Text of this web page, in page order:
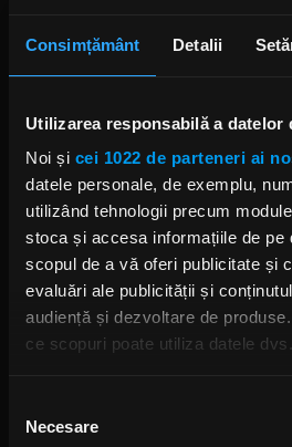
Consimțământ Detalii
Utilizarea responsabilă a datelor
Noi și cei 1022 de parteneri ai
datele personale, de exemplu,
utilizând tehnologii precum
stoca și accesa informațiile de
scopul de a vă oferi publicitate și
evaluări ale publicității și
audiență și dezvoltare de
ce scopuri poate utiliza datele dvs.
Să colectăm informațiile
consimțământului
Necesare
Foto: Facebook, Corey Taylor
SLIPKNOT THE CLOWN SLIPKNOT
WE ARE NOT YOUR KIND